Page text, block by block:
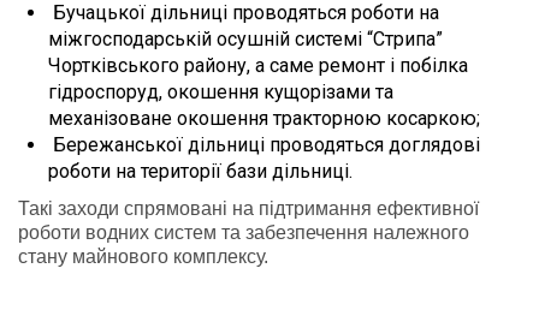
Бучацької дільниці проводяться роботи на
міжгосподарській осушній системі “Стрипа”
Чортківського району, а саме ремонт і побілка
гідроспоруд, окошення кущорізами та
механізоване окошення тракторною косаркою;
Бережанської дільниці проводяться доглядові
роботи на території бази дільниці.
Такі заходи спрямовані на підтримання ефективної
роботи водних систем та забезпечення належного
стану майнового комплексу.